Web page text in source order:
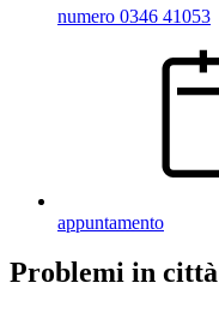
numero 0346 41053
appuntamento
Problemi in città